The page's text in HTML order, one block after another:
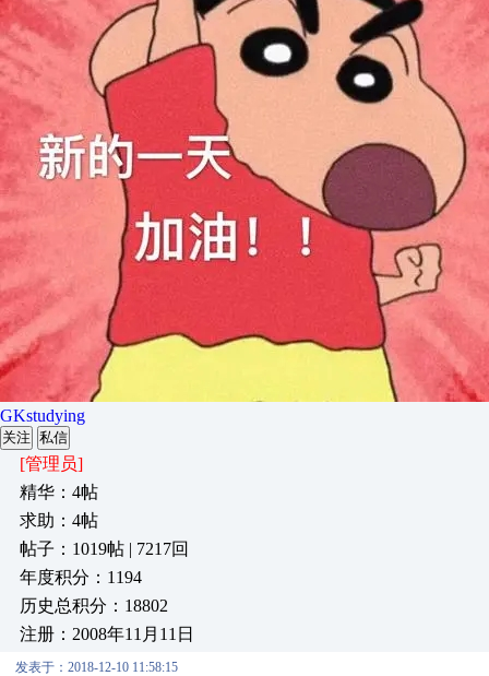
GKstudying
关注 私信
[管理员]
精华：4帖
求助：4帖
帖子：1019帖 | 7217回
年度积分：1194
历史总积分：18802
注册：2008年11月11日
发表于：2018-12-10 11:58:15